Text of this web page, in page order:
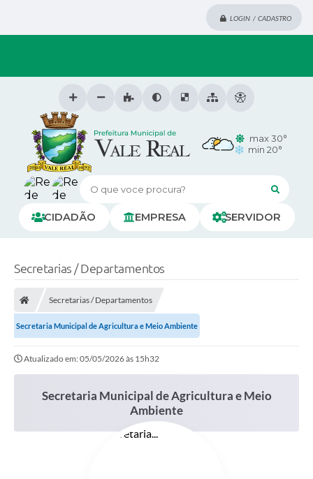
LOGIN / CADASTRO
O que voce procura?
CIDADÃO EMPRESA SERVIDOR
max 30°
min 20°
Secretarias / Departamentos
Secretarias / Departamentos
Secretaria Municipal de Agricultura e Meio Ambiente
Atualizado em: 05/05/2026 às 15h32
Secretaria Municipal de Agricultura e Meio
Ambiente